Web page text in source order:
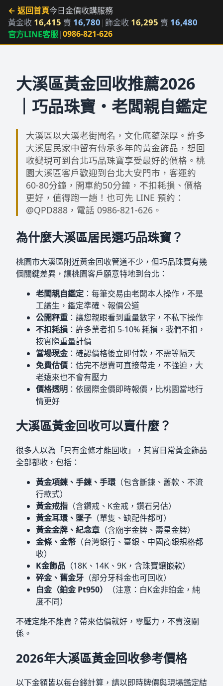
← 返回首頁今日金價收購服務
黃金收 16,415 賣 16,780 |飾金收 16,295 賣 16,480
官方LINE客服|0986-821-626
大溪區黃金回收推薦2026
｜巧品珠寶・老闆親自鑑定
大溪區以大溪老街聞名，文化底蘊深厚。許多
大溪居民家中留有傳承多年的黃金飾品，想回
收變現可到台北巧品珠寶享受最好的價格。桃
園大溪區客戶歡迎到台北大安門市，客運約
60-80分鐘，開車約50分鐘，不扣耗損、價格
更好，值得跑一趟！也可先 LINE 預約：
@QPD888，電話 0986-821-626。
為什麼大溪區居民選巧品珠寶？
桃園市大溪區附近黃金回收管道不少，但巧品珠寶有幾
個關鍵差異，讓桃園客戶願意特地到台北：
老闆親自鑑定 ：每筆交易由老闆本人操作，不是
工讀生，鑑定準確、報價公道
公開秤重 ：讓您親眼看到重量數字，不私下操作
不扣耗損 ：許多業者扣 5-10% 耗損，我們不扣，
按實際重量計價
當場現金 ：確認價格後立即付款，不需等隔天
免費估價 ：估完不想賣可直接帶走，不強迫，大
老遠來也不會有壓力
價格透明 ：依國際金價即時報價，比桃園當地行
情更好
大溪區黃金回收可以賣什麼？
很多人以為「只有金條才能回收」，其實日常黃金飾品
全部都收，包括：
黃金項鍊、手鍊、手環 （包含斷鍊、舊款、不流
行款式）
黃金戒指 （含鑽戒、K金戒，鑽石另估）
黃金耳環、墜子 （單隻、缺配件都可）
黃金金牌、紀念章 （含廟宇金牌、壽星金牌）
金條、金幣 （台灣銀行、臺銀、中國商銀規格都
收）
K金飾品 （18K、14K、9K，含珠寶鑲嵌款）
碎金、舊金牙 （部分牙科金也可回收）
白金（鉑金 Pt950）
（注意：白K金非鉑金，純
度不同）
不確定能不能賣？帶來估價就好，零壓力，不賣沒關
係。
2026年大溪區黃金回收參考價格
以下金額皆以每台錢計算，請以即時牌價與現場鑑定結